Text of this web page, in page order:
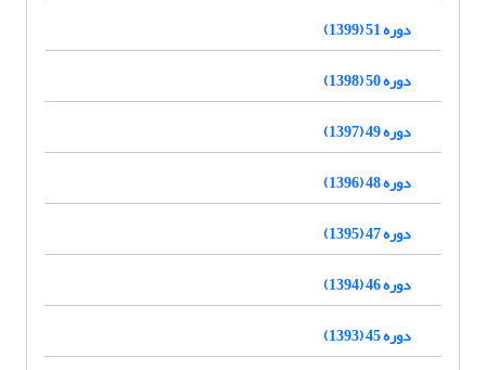
دوره 51 (1399)
دوره 50 (1398)
دوره 49 (1397)
دوره 48 (1396)
دوره 47 (1395)
دوره 46 (1394)
دوره 45 (1393)